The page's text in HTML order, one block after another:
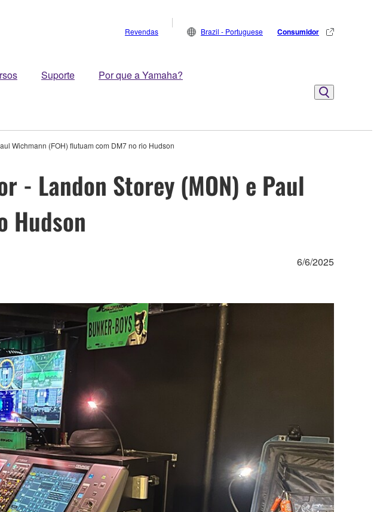
Suporte Por que a Yamaha?
Revendas Brazil - Portuguese Consumidor
Wichmann (FOH) flutuam com DM7 no rio Hudson
- Landon Storey (MON) e Paul
Hudson
6/6/2025